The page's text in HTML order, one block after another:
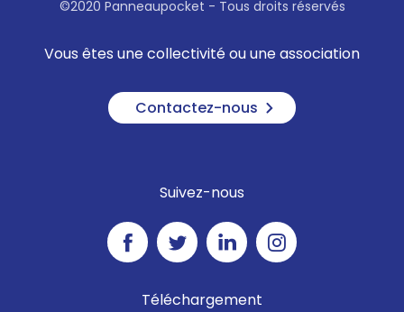
©2020 Panneaupocket - Tous droits réservés
Vous êtes une collectivité ou une association
Contactez-nous
Suivez-nous
Téléchargement